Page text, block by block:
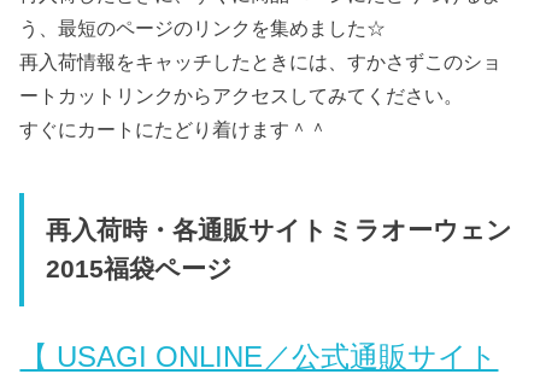
う、最短のページのリンクを集めました☆
再入荷情報をキャッチしたときには、すかさずこのショ
ートカットリンクからアクセスしてみてください。
すぐにカートにたどり着けます＾＾
再入荷時・各通販サイトミラオーウェン
2015福袋ページ
【 USAGI ONLINE／公式通販サイト